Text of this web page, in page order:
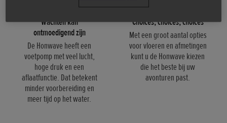
Wachten kan
ontmoedigend zijn
De Honwave heeft een
voetpomp met veel lucht,
hoge druk en een
aflaatfunctie. Dat betekent
minder voorbereiding en
meer tijd op het water.
Choices, choices, choices
Met een groot aantal opties
voor vloeren en afmetingen
kunt u de Honwave kiezen
die het beste bij uw
avonturen past.